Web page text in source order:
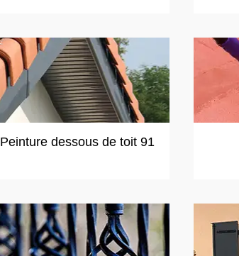
Peinture dessous de toit 91